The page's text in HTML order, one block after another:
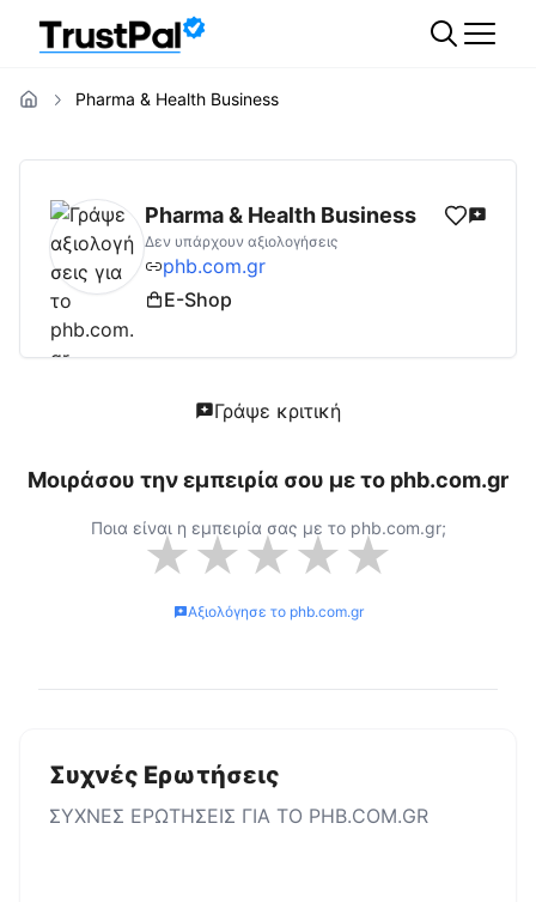
Pharma & Health Business
phb.com.gr Αξιολογήσεις | Δες
Pharma & Health Business
Δεν υπάρχουν αξιολογήσεις
phb.com.gr
E-Shop
Γράψε κριτική
Μοιράσου την εμπειρία σου με το phb.com.gr
Ποια είναι η εμπειρία σας με το phb.com.gr;
★★★★★
Αξιολόγησε το phb.com.gr
Συχνές Ερωτήσεις
ΣΥΧΝΕΣ ΕΡΩΤΗΣΕΙΣ ΓΙΑ ΤΟ PHB.COM.GR